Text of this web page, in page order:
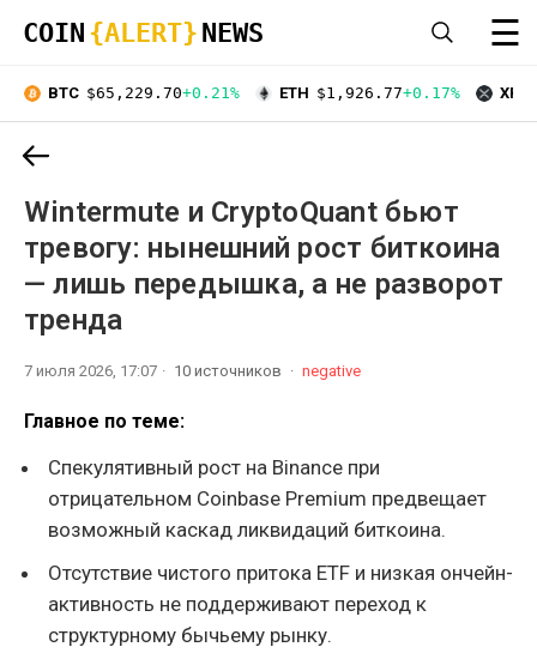
COIN {ALERT} NEWS ☰
BTC $65,229.70+0.21% ETH $1,926.77+0.17% XRP
Wintermute и CryptoQuant бьют
тревогу: нынешний рост биткоина
— лишь передышка, а не разворот
тренда
7 июля 2026, 17:07 10 источников negative
Главное по теме:
Спекулятивный рост на Binance при
отрицательном Coinbase Premium предвещает
возможный каскад ликвидаций биткоина.
Отсутствие чистого притока ETF и низкая ончейн-
активность не поддерживают переход к
структурному бычьему рынку.